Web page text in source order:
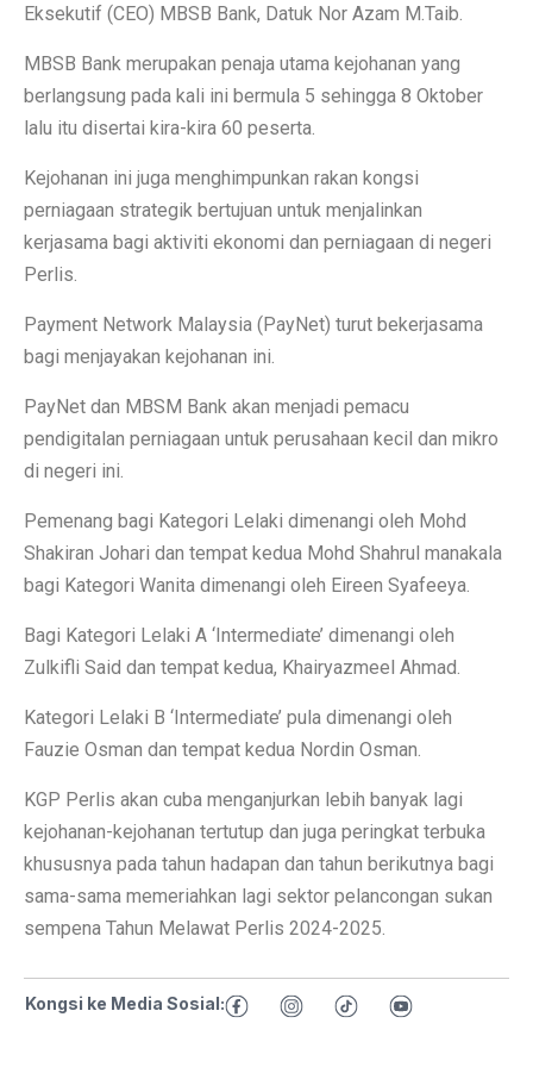
Eksekutif (CEO) MBSB Bank, Datuk Nor Azam M.Taib.
MBSB Bank merupakan penaja utama kejohanan yang
berlangsung pada kali ini bermula 5 sehingga 8 Oktober
lalu itu disertai kira-kira 60 peserta.
Kejohanan ini juga menghimpunkan rakan kongsi
perniagaan strategik bertujuan untuk menjalinkan
kerjasama bagi aktiviti ekonomi dan perniagaan di negeri
Perlis.
Payment Network Malaysia (PayNet) turut bekerjasama
bagi menjayakan kejohanan ini.
PayNet dan MBSM Bank akan menjadi pemacu
pendigitalan perniagaan untuk perusahaan kecil dan mikro
di negeri ini.
Pemenang bagi Kategori Lelaki dimenangi oleh Mohd
Shakiran Johari dan tempat kedua Mohd Shahrul manakala
bagi Kategori Wanita dimenangi oleh Eireen Syafeeya.
Bagi Kategori Lelaki A ‘Intermediate’ dimenangi oleh
Zulkifli Said dan tempat kedua, Khairyazmeel Ahmad.
Kategori Lelaki B ‘Intermediate’ pula dimenangi oleh
Fauzie Osman dan tempat kedua Nordin Osman.
KGP Perlis akan cuba menganjurkan lebih banyak lagi
kejohanan-kejohanan tertutup dan juga peringkat terbuka
khususnya pada tahun hadapan dan tahun berikutnya bagi
sama-sama memeriahkan lagi sektor pelancongan sukan
sempena Tahun Melawat Perlis 2024-2025.
Kongsi ke Media Sosial: